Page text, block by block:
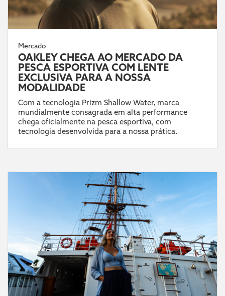
Mercado
OAKLEY CHEGA AO MERCADO DA
PESCA ESPORTIVA COM LENTE
EXCLUSIVA PARA A NOSSA
MODALIDADE
Com a tecnologia Prizm Shallow Water, marca
mundialmente consagrada em alta performance
chega oficialmente na pesca esportiva, com
tecnologia desenvolvida para a nossa prática.